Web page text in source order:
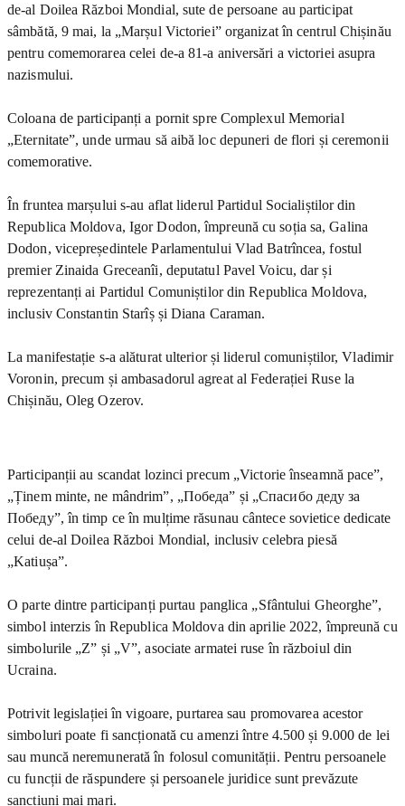
de-al Doilea Război Mondial, sute de persoane au participat
sâmbătă, 9 mai, la „Marșul Victoriei” organizat în centrul Chișinău
pentru comemorarea celei de-a 81-a aniversări a victoriei asupra
nazismului.
Coloana de participanți a pornit spre Complexul Memorial
„Eternitate”, unde urmau să aibă loc depuneri de flori și ceremonii
comemorative.
În fruntea marșului s-au aflat liderul Partidul Socialiștilor din
Republica Moldova, Igor Dodon, împreună cu soția sa, Galina
Dodon, vicepreședintele Parlamentului Vlad Batrîncea, fostul
premier Zinaida Greceanîi, deputatul Pavel Voicu, dar și
reprezentanți ai Partidul Comuniștilor din Republica Moldova,
inclusiv Constantin Starîș și Diana Caraman.
La manifestație s-a alăturat ulterior și liderul comuniștilor, Vladimir
Voronin, precum și ambasadorul agreat al Federației Ruse la
Chișinău, Oleg Ozerov.
Participanții au scandat lozinci precum „Victorie înseamnă pace”,
„Ținem minte, ne mândrim”, „Победа” și „Спасибо деду за
Победу”, în timp ce în mulțime răsunau cântece sovietice dedicate
celui de-al Doilea Război Mondial, inclusiv celebra piesă
„Katiușa”.
O parte dintre participanți purtau panglica „Sfântului Gheorghe”,
simbol interzis în Republica Moldova din aprilie 2022, împreună cu
simbolurile „Z” și „V”, asociate armatei ruse în războiul din
Ucraina.
Potrivit legislației în vigoare, purtarea sau promovarea acestor
simboluri poate fi sancționată cu amenzi între 4.500 și 9.000 de lei
sau muncă neremunerată în folosul comunității. Pentru persoanele
cu funcții de răspundere și persoanele juridice sunt prevăzute
sancțiuni mai mari.